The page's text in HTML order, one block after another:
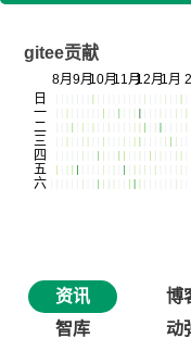
gitee贡献
资讯 博
智库
动